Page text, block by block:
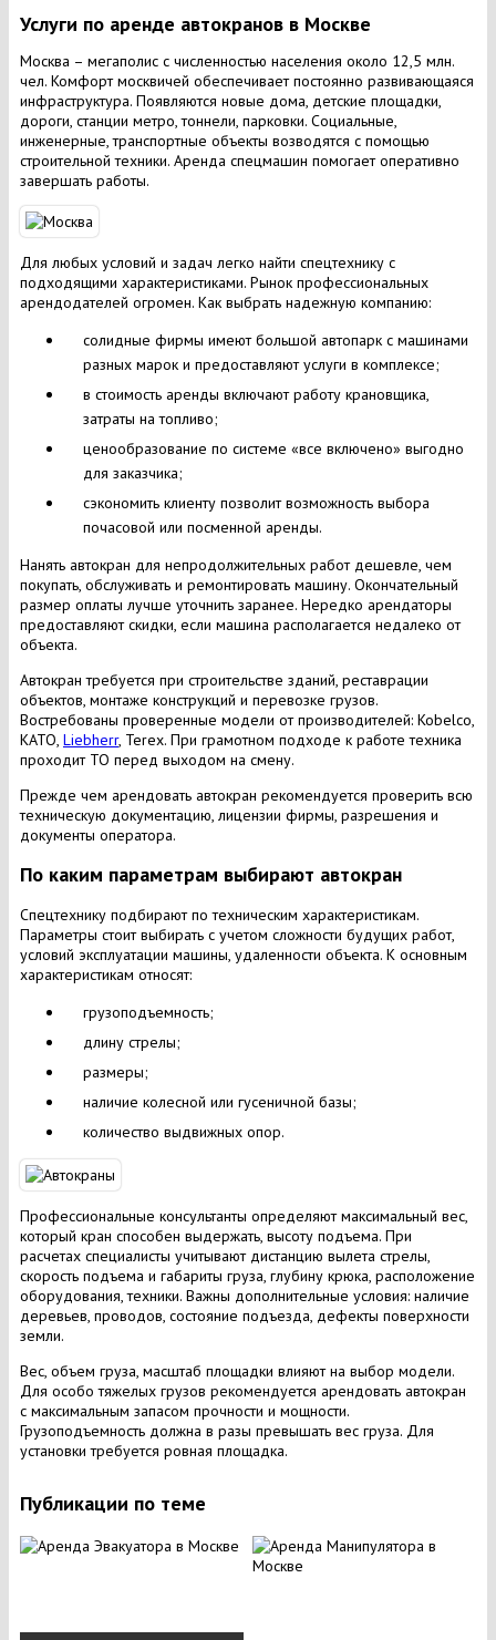
Услуги по аренде автокранов в Москве
Москва – мегаполис с численностью населения около 12,5 млн.
чел. Комфорт москвичей обеспечивает постоянно развивающаяся
инфраструктура. Появляются новые дома, детские площадки,
дороги, станции метро, тоннели, парковки. Социальные,
инженерные, транспортные объекты возводятся с помощью
строительной техники. Аренда спецмашин помогает оперативно
завершать работы.
Для любых условий и задач легко найти спецтехнику с
подходящими характеристиками. Рынок профессиональных
арендодателей огромен. Как выбрать надежную компанию:
солидные фирмы имеют большой автопарк с машинами
разных марок и предоставляют услуги в комплексе;
в стоимость аренды включают работу крановщика,
затраты на топливо;
ценообразование по системе «все включено» выгодно
для заказчика;
сэкономить клиенту позволит возможность выбора
почасовой или посменной аренды.
Нанять автокран для непродолжительных работ дешевле, чем
покупать, обслуживать и ремонтировать машину. Окончательный
размер оплаты лучше уточнить заранее. Нередко арендаторы
предоставляют скидки, если машина располагается недалеко от
объекта.
Автокран требуется при строительстве зданий, реставрации
объектов, монтаже конструкций и перевозке грузов.
Востребованы проверенные модели от производителей: Kobelco,
KATO, Liebherr, Terex. При грамотном подходе к работе техника
проходит ТО перед выходом на смену.
Прежде чем арендовать автокран рекомендуется проверить всю
техническую документацию, лицензии фирмы, разрешения и
документы оператора.
По каким параметрам выбирают автокран
Спецтехнику подбирают по техническим характеристикам.
Параметры стоит выбирать с учетом сложности будущих работ,
условий эксплуатации машины, удаленности объекта. К основным
характеристикам относят:
грузоподъемность;
длину стрелы;
размеры;
наличие колесной или гусеничной базы;
количество выдвижных опор.
Профессиональные консультанты определяют максимальный вес,
который кран способен выдержать, высоту подъема. При
расчетах специалисты учитывают дистанцию вылета стрелы,
скорость подъема и габариты груза, глубину крюка, расположение
оборудования, техники. Важны дополнительные условия: наличие
деревьев, проводов, состояние подъезда, дефекты поверхности
земли.
Вес, объем груза, масштаб площадки влияют на выбор модели.
Для особо тяжелых грузов рекомендуется арендовать автокран
с максимальным запасом прочности и мощности.
Грузоподъемность должна в разы превышать вес груза. Для
установки требуется ровная площадка.
Публикации по теме